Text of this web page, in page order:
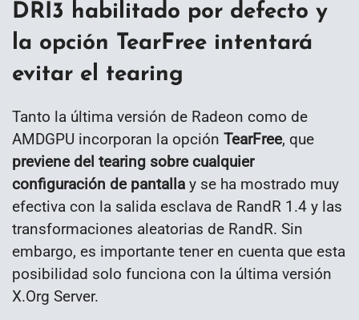
DRI3 habilitado por defecto y
la opción TearFree intentará
evitar el tearing
Tanto la última versión de Radeon como de
AMDGPU incorporan la opción TearFree, que
previene del tearing sobre cualquier
configuración de pantalla y se ha mostrado muy
efectiva con la salida esclava de RandR 1.4 y las
transformaciones aleatorias de RandR. Sin
embargo, es importante tener en cuenta que esta
posibilidad solo funciona con la última versión
X.Org Server.